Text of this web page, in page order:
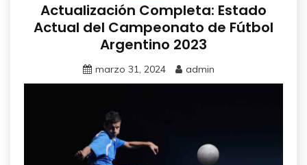
Actualización Completa: Estado
Actual del Campeonato de Fútbol
Argentino 2023
marzo 31, 2024 admin